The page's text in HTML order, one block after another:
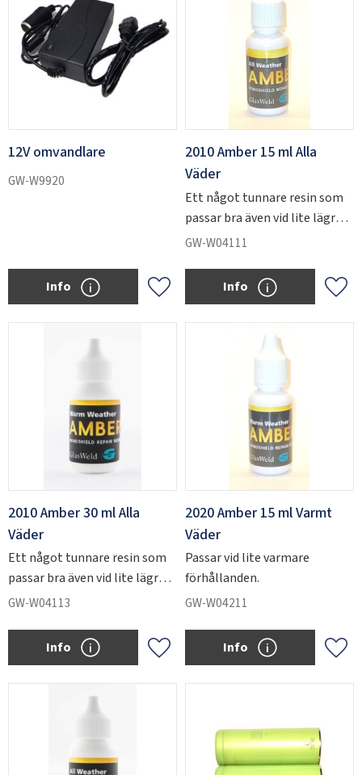
12V omvandlare
GW-W9920
Add to favorites
Info
2010 Amber 15 ml Alla
Väder
Ett något tunnare resin som
passar bra även vid lite lägre
temperaturer.
GW-W04111
Add
Info
2010 Amber 30 ml Alla
Väder
Ett något tunnare resin som
passar bra även vid lite lägre
temperaturer.
GW-W04113
Add to favorites
Info
2020 Amber 15 ml Varmt
Väder
Passar vid lite varmare
förhållanden.
GW-W04211
Add
Info